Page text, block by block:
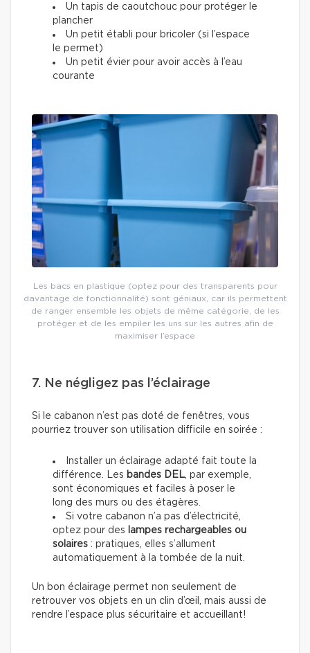
Un tapis de caoutchouc pour protéger le
plancher
Un petit établi pour bricoler (si l’espace
le permet)
Un petit évier pour avoir accès à l’eau
courante
Les bacs en plastique (optez pour des transparents pour
davantage de fonctionnalité) sont géniaux, car ils permettent
de ranger ensemble les objets de même catégorie, de les
protéger et de les empiler les uns sur les autres afin de
maximiser l’espace
7. Ne négligez pas l’éclairage
Si le cabanon n’est pas doté de fenêtres, vous
pourriez trouver son utilisation difficile en soirée :
Installer un éclairage adapté fait toute la
différence. Les bandes DEL , par exemple,
sont économiques et faciles à poser le
long des murs ou des étagères.
Si votre cabanon n’a pas d’électricité,
optez pour des
lampes rechargeables ou
solaires : pratiques, elles s’allument
automatiquement à la tombée de la nuit.
Un bon éclairage permet non seulement de
retrouver vos objets en un clin d’œil, mais aussi de
rendre l’espace plus sécuritaire et accueillant!